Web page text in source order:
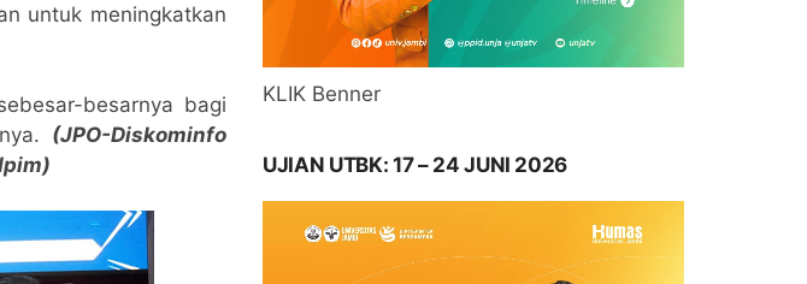
untuk meningkatkan
besarnya bagi
(JPO-Diskominfo
KLIK Benner
UJIAN UTBK: 17 – 24 JUNI 2026